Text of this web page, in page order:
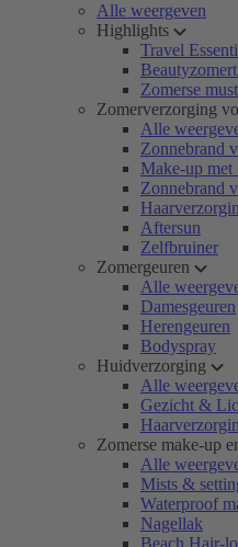
Alle weergeven
Highlights
Travel
Zomerse
Zomerverzorging
Alle
Zonnebrand
Make-up met
Zonnebrand
Aftersun
Zelfbruiner
Zomergeuren
Alle
Damesgeuren
Herengeuren
Bodyspray
Huidverzorging
Alle
Gezicht &
Zomerse make-up
Alle
Mists &
Waterproof
Nagellak
Beach Hair-